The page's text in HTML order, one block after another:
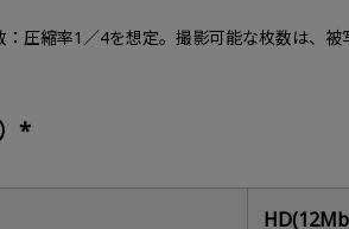
：圧縮率1／4を想定。撮影可能な枚数は、被
*